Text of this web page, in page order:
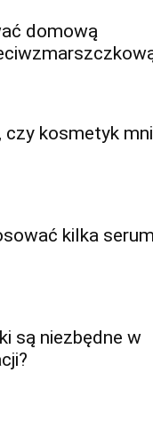
domową
czy kosmetyk
kilka serum
są niezbędne w